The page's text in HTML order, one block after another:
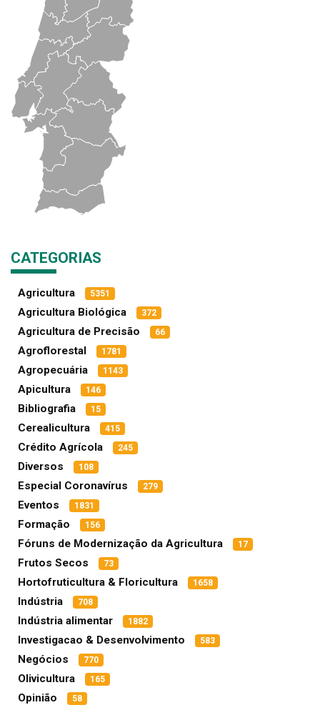
CATEGORIAS
Agricultura 5351
Agricultura Biológica 372
Agricultura de Precisão 66
Agroflorestal 1781
Agropecuária 1143
Apicultura 146
Bibliografia 15
Cerealicultura 415
Crédito Agrícola 245
Diversos 108
Especial Coronavírus 279
Eventos 1831
Formação 156
Fóruns de Modernização da Agricultura 17
Frutos Secos 73
Hortofruticultura & Floricultura 1658
Indústria 708
Indústria alimentar 1882
Investigacao & Desenvolvimento 583
Negócios 770
Olivicultura 165
Opinião 58